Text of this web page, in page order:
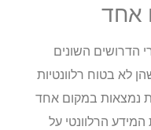
השונים
לא בטוח רלוונטיות
במקום אחד
הרלוונטי על